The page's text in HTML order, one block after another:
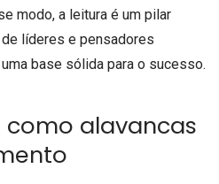
modo, a leitura é um pilar
líderes e pensadores
base sólida para o sucesso.
alavancas